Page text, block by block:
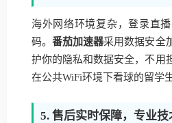
海外网络环境复杂，登录直
码。番茄加速器采用数据安全
护你的隐私和数据安全，不用
在公共WiFi环境下看球的留学
5. 售后实时保障，专业